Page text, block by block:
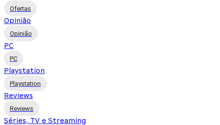
Ofertas
Opinião
Opinião
PC
PC
Playstation
Playstation
Reviews
Reviews
Séries, TV e Streaming